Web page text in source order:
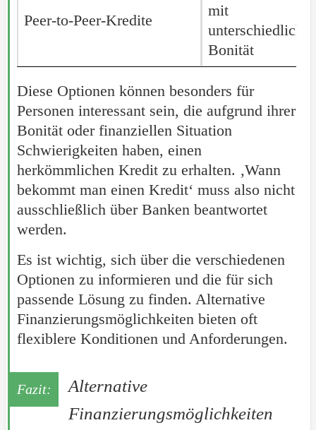
Peer-to-Peer-Kredite
mit
unterschiedlicher
Bonität
Peer-to-Peer-Kredite
Diese Optionen können besonders für
Personen interessant sein, die aufgrund ihrer
Bonität oder finanziellen Situation
Schwierigkeiten haben, einen
herkömmlichen Kredit zu erhalten. ‚Wann
bekommt man einen Kredit‘ muss also nicht
ausschließlich über Banken beantwortet
werden.
Es ist wichtig, sich über die verschiedenen
Optionen zu informieren und die für sich
passende Lösung zu finden. Alternative
Finanzierungsmöglichkeiten bieten oft
flexiblere Konditionen und Anforderungen.
Alternative
Finanzierungsmöglichkeiten